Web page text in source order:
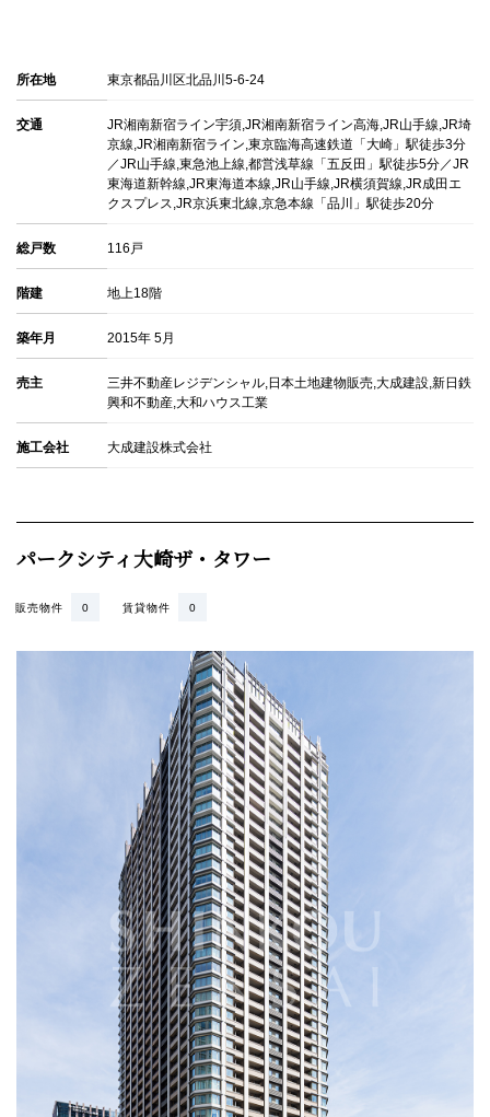
賃貸物件 0
販売物件
東京都品川区北品川5-3-1
JR湘南新宿ライン宇須,JR湘南新宿ライン高海,JR山手線,JR埼
京線,JR湘南新宿ライン,東京臨海高速鉄道「大崎」駅徒歩6分
／JR山手線,東急池上線,都営浅草線「五反田」駅徒歩12分／
JR東海道新幹線,JR東海道本線,JR山手線,JR横須賀線,JR成田
エクスプレス,JR京浜東北線,京急本線「品川」駅徒歩18分
738戸
地上40階 地下2階建
2015年 5月
三井不動産レジデンシャル,日本土地建物販売,大成建設,大和ハ
ウス工業,新日鉄興和不動産
西松建設